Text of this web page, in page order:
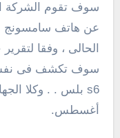
سوف تقوم الشركة الكورية سامسونج بالكشف رسمياً
الحالى ، وفقا لتقرير
سوف تكشف فى نفس
s6 بلس .
.
أغسطس.